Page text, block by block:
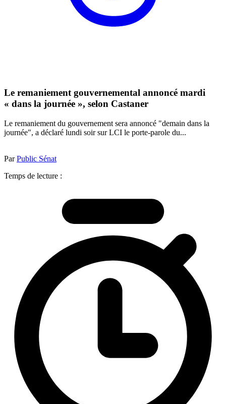
Le remaniement gouvernemental annoncé mardi
« dans la journée », selon Castaner
Le remaniement du gouvernement sera annoncé "demain dans la
journée", a déclaré lundi soir sur LCI le porte-parole du...
ParPublic Sénat
Temps de lecture :